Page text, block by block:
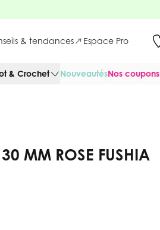
& tendances Espace Pro
& Crochet NouveautésNos coupons
MM ROSE FUSHIA